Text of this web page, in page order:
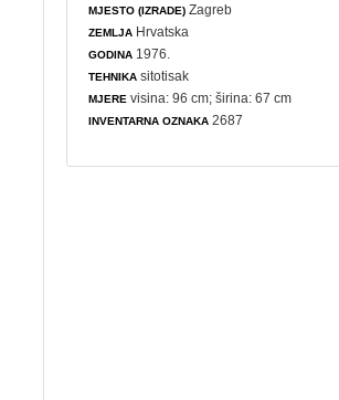
MJESTO (IZRADE) Zagreb
ZEMLJA Hrvatska
GODINA 1976.
TEHNIKA sitotisak
MJERE visina: 96 cm; širina: 67 cm
INVENTARNA OZNAKA 2687